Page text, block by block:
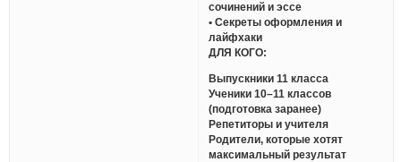
сочинений и эссе
• Секреты оформления и
лайфхаки
ДЛЯ КОГО:
Выпускники 11 класса
Ученики 10–11 классов
(подготовка заранее)
Репетиторы и учителя
Родители, которые хотят
максимальный результат